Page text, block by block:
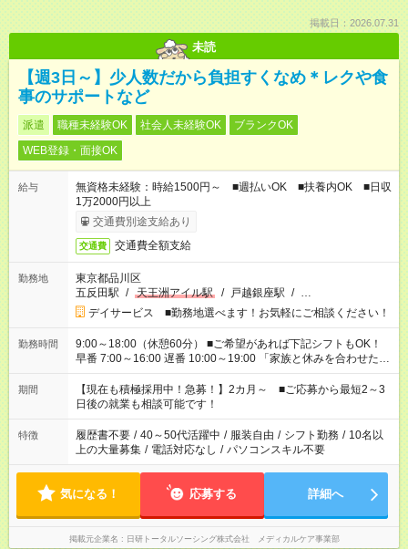
掲載日：2026.07.31
未読
【週3日～】少人数だから負担すくなめ＊レクや食
事のサポートなど
派遣 職種未経験OK 社会人未経験OK
ブランクOK
WEB登録・面接OK
給与
無資格未経験：時給1500円～ ■週払いOK ■扶養内OK ■日収
1万2000円以上
交通費別途支給あり
交通費 交通費全額支給
勤務地
東京都品川区
五反田駅 / 天王洲アイル駅 / 戸越銀座駅 / …
デイサービス ■勤務地選べます！お気軽にご相談ください！
勤務時間
9:00～18:00（休憩60分） ■ご希望があれば下記シフトもOK！
早番 7:00～16:00 遅番 10:00～19:00 「家族と休みを合わせた
い」 「余裕を持って夕飯の準備がしたい」 「できれば残業はし
たくない」 など、ご希望を教えてくださいね。 ※Wワーク希望
の方へ 今ご覧のお仕事で希望する勤務時間と、もう1つのお仕事
の勤務時間。 合計で週40時間を超える場合は応募できません。
期間
【現在も積極採用中！急募！】2カ月～ ■ご応募から最短2～3
日後の就業も相談可能です！
特徴 履歴書不要 / 40～50代活躍中 / 服装自由 / シフト勤務 / 10名以
上の大量募集 / 電話対応なし / パソコンスキル不要
気になる！ 応募する 詳細へ
掲載元企業名 日研トータルソーシング株式会社 メディカルケア事業部